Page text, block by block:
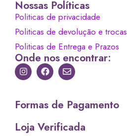
Nossas Políticas
Politicas de privacidade
Politicas de devolução e trocas
Politicas de Entrega e Prazos
Onde nos encontrar:
Formas de Pagamento
Loja Verificada